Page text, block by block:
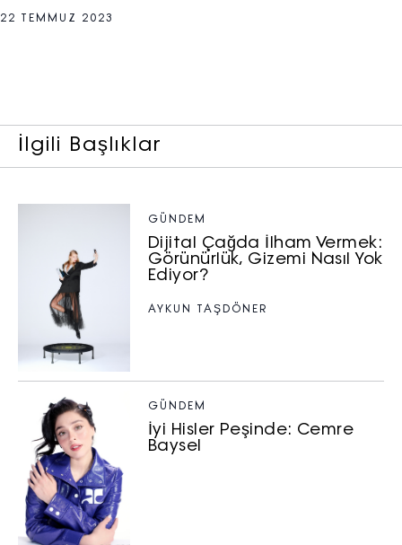
22 TEMMUZ 2023
İlgili Başlıklar
GÜNDEM
Dijital Çağda İlham Vermek:
Görünürlük, Gizemi Nasıl Yok
Ediyor?
AYKUN TAŞDÖNER
GÜNDEM
İyi Hisler Peşinde: Cemre
Baysel